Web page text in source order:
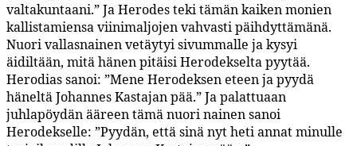
valtakuntaani.” Ja Herodes teki tämän kaiken monien
kallistamiensa viinimaljojen vahvasti päihdyttämänä.
Nuori vallasnainen vetäytyi sivummalle ja kysyi
äidiltään, mitä hänen pitäisi Herodekselta pyytää.
Herodias sanoi: ”Mene Herodeksen eteen ja pyydä
häneltä Johannes Kastajan pää.” Ja palattuaan
juhlapöydän ääreen tämä nuori nainen sanoi
Herodekselle: ”Pyydän, että sinä nyt heti annat minulle